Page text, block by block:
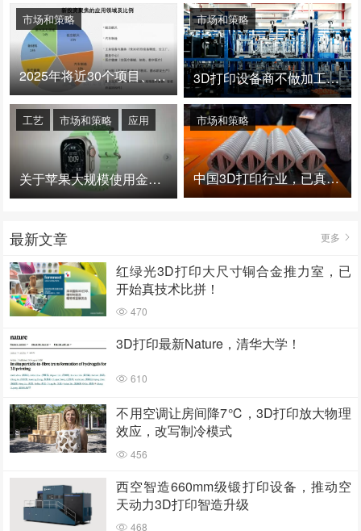
2025年将近30个项目、150亿投资：3D打印真的迎来爆发拐点了吗
市场和策略
3D打印设备商不做加工服务，就成了旁观者！
市场和策略
关于苹果大规模使用金属3D打印的思考
工艺 市场和策略 应用
中国3D打印行业，已真正进入爆发时代！
市场和策略
最新文章 更多
红绿光3D打印大尺寸铜合金推力室，已
开始真技术比拼！
470
3D打印最新Nature，清华大学！
610
不用空调让房间降7℃，3D打印放大物理
效应，改写制冷模式
456
西空智造660mm级锻打印设备，推动空
天动力3D打印智造升级
468